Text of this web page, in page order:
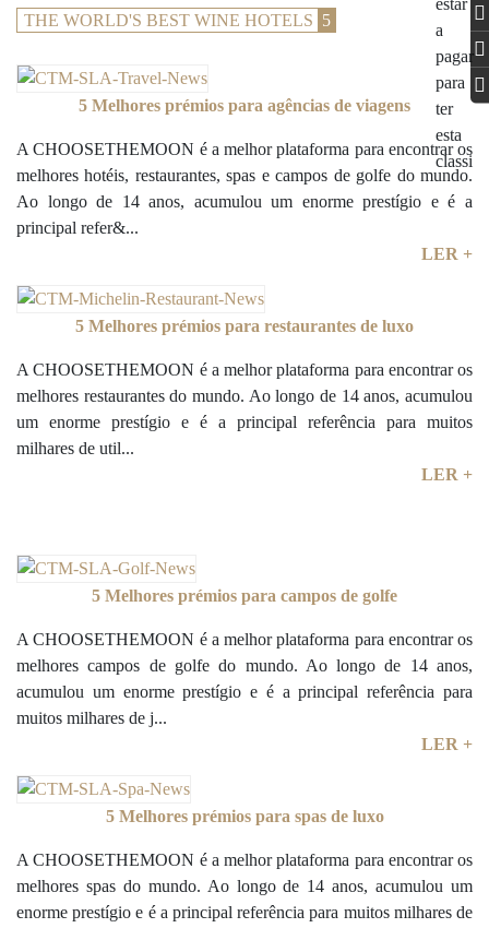
THE WORLD'S BEST WINE HOTELS 5
5 Melhores prémios para agências de viagens
A CHOOSETHEMOON é a melhor plataforma para encontrar os
melhores hotéis, restaurantes, spas e campos de golfe do mundo.
Ao longo de 14 anos, acumulou um enorme prestígio e é a
principal refer&...
LER +
5 Melhores prémios para restaurantes de luxo
A CHOOSETHEMOON é a melhor plataforma para encontrar os
melhores restaurantes do mundo. Ao longo de 14 anos, acumulou
um enorme prestígio e é a principal referência para muitos
milhares de util...
LER +
5 Melhores prémios para campos de golfe
A CHOOSETHEMOON é a melhor plataforma para encontrar os
melhores campos de golfe do mundo. Ao longo de 14 anos,
acumulou um enorme prestígio e é a principal referência para
muitos milhares de j...
LER +
5 Melhores prémios para spas de luxo
A CHOOSETHEMOON é a melhor plataforma para encontrar os
melhores spas do mundo. Ao longo de 14 anos, acumulou um
enorme prestígio e é a principal referência para muitos milhares de